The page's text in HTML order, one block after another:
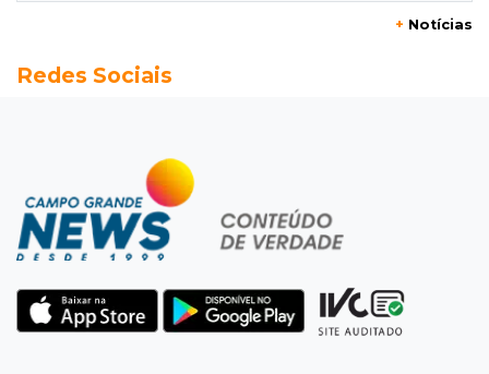
Pantanal treina em Goiânia antes de jogo que
Campeonato Brasileiro
Remo busca empate com Atlético-MG e segue
na zona de rebaixamento
Defesa diz que preso suspeito de sequestro
só emprestou casa a conhecido
+ Notícias
Redes Sociais